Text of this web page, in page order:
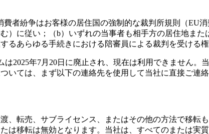
者紛争はお客様の居住国の強制的な裁判所規則（EU消
に従い；（b）いずれの当事者も相手方の居住地また
あらゆる手続きにおける陪審員による裁判を受ける権
2025年7月20日に廃止され、現在は利用できません。
ては、まず以下の連絡先を使用して当社に直接ご連絡
転売、サブライセンス、またはその他の方法で移転
移転は無効となります。当社は、すべてのまたは実